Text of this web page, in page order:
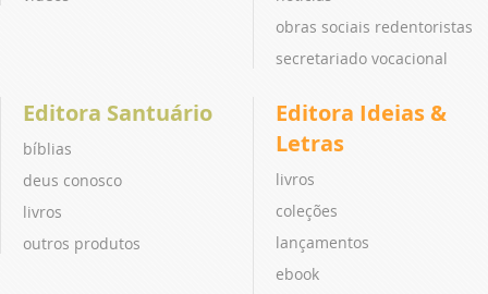
obras sociais redentoristas
secretariado vocacional
Editora Santuário
bíblias
deus conosco
livros
outros produtos
Editora Ideias &
Letras
livros
coleções
lançamentos
ebook